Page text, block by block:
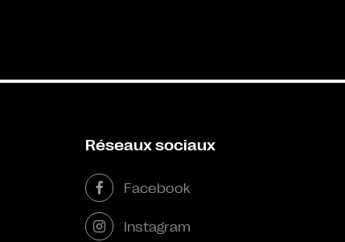
Réseaux sociaux
Facebook
Instagram